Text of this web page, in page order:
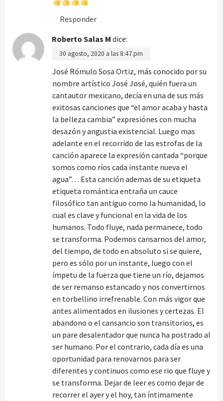
Responder
Roberto Salas M dice:
30 agosto, 2020 a las 8:47 pm
José Rómulo Sosa Ortiz, más conocido por su
nombre artístico José José, quién fuera un
cantautor mexicano, decía en una de sus más
exitosas canciones que “el amor acaba y hasta
la belleza cambia” expresiónes con mucha
desazón y angustia existencial. Luego mas
adelante en el recorrido de las estrofas de la
canción aparece la expresión cantada “porque
somos como ríos cada instante nueva el
agua”… Esta canción ademas de su etiqueta
etiqueta romántica entraña un cauce
filosófico tan antiguo como la humanidad, lo
cual es clave y funcional en la vida de los
humanos. Todo fluye, nada permanece, todo
se transforma. Podemos cansarnos del amor,
del tiempo, de todo en absoluto si se quiere,
pero es sólo por un instante, luego con el
ímpetu de la fuerza que tiene un río, dejamos
de ser remanso estancado y nos convertirnos
en torbellino irrefrenable. Con más vigor que
antes alimentados en ilusiones y certezas. El
abandono o el cansancio son transitorios, es
un pare desalentador que nunca ha postrado al
ser humano. Por el contrario, cada día es una
oportunidad para renovarnos para ser
diferentes y continuos como ese rio que fluye y
se transforma. Dejar de leer es como dejar de
recorrer el ayer y el hoy, tan íntimamente